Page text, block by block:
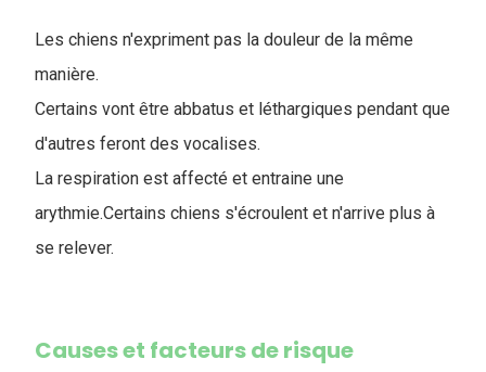
Les chiens n'expriment pas la douleur de la même
manière.
Certains vont être abbatus et léthargiques pendant que
d'autres feront des vocalises.
La respiration est affecté et entraine une
arythmie.Certains chiens s'écroulent et n'arrive plus à
se relever.
Causes et facteurs de risque